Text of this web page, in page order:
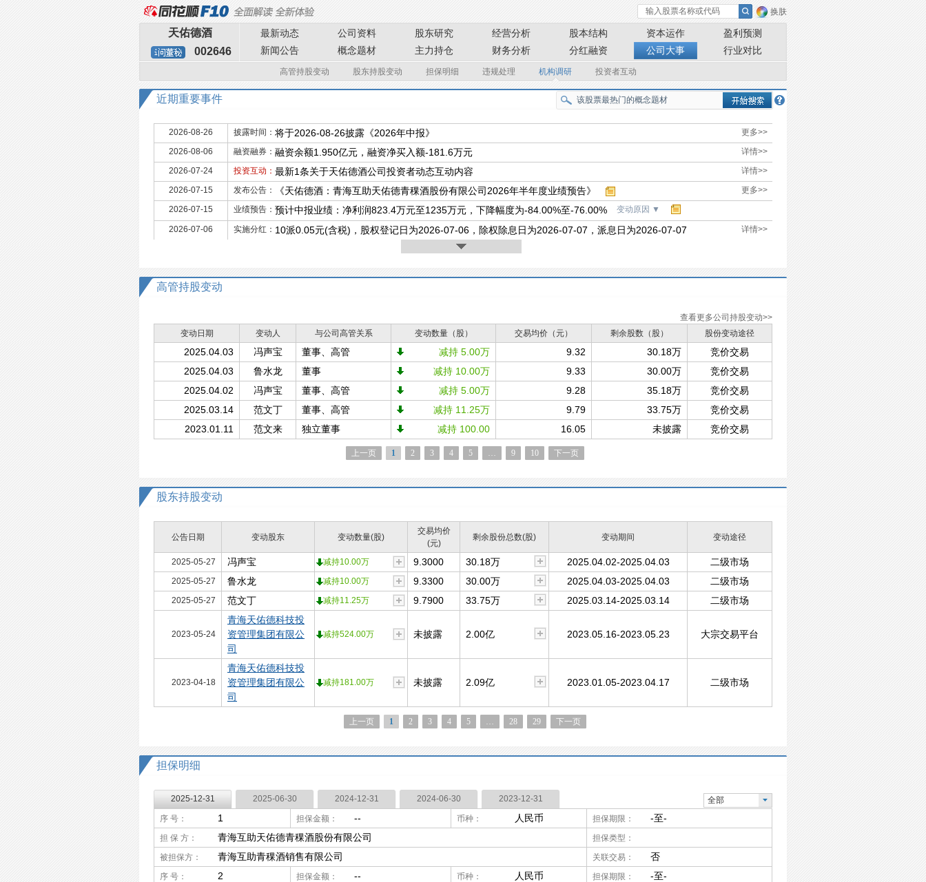
换肤
天佑德酒
002646
最新动态 公司资料 股东研究 经营分析 股本结构 资本运作
盈利预测
新闻公告
概念题材 主力持仓 财务分析 分红融资 公司大事 行业对比
高管持股变动 股东持股变动 担保明细 违规处理 机构调研 投资者互动
近期重要事件
2026-08-26 披露时间： 更多>>
将于2026-08-26披露《2026年中报》
2026-08-06 融资融券： 详情>>
融资余额1.950亿元，融资净买入额-181.6万元
2026-07-24 投资互动： 详情>>
最新1条关于天佑德酒公司投资者动态互动内容
2026-07-15 发布公告： 更多>>
《天佑德酒：青海互助天佑德青稞酒股份有限公司2026年半年度业绩预告》
2026-07-15 业绩预告： 预计中报业绩：净利润823.4万元至1235万元，下降幅度为-84.00%至-76.00% 变动原因 ▼
2026-07-06 实施分红： 详情>>
10派0.05元(含税)，股权登记日为2026-07-06，除权除息日为2026-07-07，派息日为2026-07-07
高管持股变动
查看更多公司持股变动>>
变动日期
变动人 与公司高管关系 变动数量（股） 交易均价（元） 剩余股数（股） 股份变动途径
2025.04.03 冯声宝 董事、高管 减持 5.00万 9.32 30.18万
竞价交易
2025.04.03
鲁水龙 董事 减持 10.00万 9.33 30.00万
竞价交易
2025.04.02
冯声宝 董事、高管 减持 5.00万 9.28 35.18万
竞价交易
2025.03.14
范文丁 董事、高管 减持 11.25万 9.79 33.75万
竞价交易
2023.01.11
范文来 独立董事 减持 100.00 16.05 未披露 竞价交易
上一页 1 2 3 4 5 … 9 10 下一页
股东持股变动
公告日期 变动股东 变动数量(股)
交易均价
(元)
剩余股份总数(股) 变动期间 变动途径
2025-05-27 冯声宝 减持10.00万 9.3000 30.18万 2025.04.02-2025.04.03 二级市场
2025-05-27 鲁水龙 减持10.00万 9.3300 30.00万 2025.04.03-2025.04.03 二级市场
2025-05-27 范文丁 减持11.25万 9.7900 33.75万 2025.03.14-2025.03.14 二级市场
2023-05-24
青海天佑德科技投
资管理集团有限公
司
减持524.00万 未披露 2.00亿 2023.05.16-2023.05.23 大宗交易平台
2023-04-18
青海天佑德科技投
资管理集团有限公
司
减持181.00万 未披露 2.09亿 2023.01.05-2023.04.17 二级市场
上一页 1 2 3 4 5 28 29 下一页
担保明细
全部
2025-12-31 2025-06-30 2024-12-31 2024-06-30 2023-12-31
序 号： 1 担保金额： -- 币种： 人民币 担保期限： -至-
担 保 方： 青海互助天佑德青稞酒股份有限公司
担保类型：
被担保方：
青海互助青稞酒销售有限公司 关联交易： 否
序 号： 2 担保金额： -- 币种： 人民币 担保期限： -至-